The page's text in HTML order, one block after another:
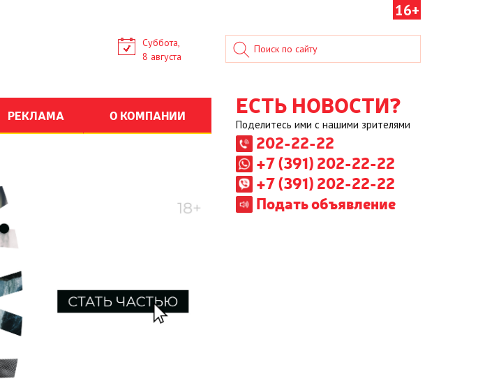
16+
Суббота,
8 августа
РЕКЛАМА О КОМПАНИИ ЕСТЬ НОВОСТИ?
Поделитесь ими с нашими зрителями
202-22-22
+7 (391) 202-22-22
+7 (391) 202-22-22
Подать объявление